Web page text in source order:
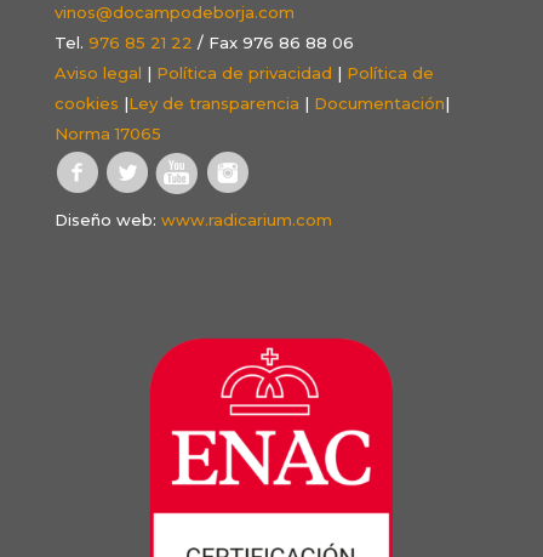
vinos@docampodeborja.com
Tel. 976 85 21 22 / Fax 976 86 88 06
Aviso legal | Política de privacidad | Política de
cookies |Ley de transparencia | Documentación|
Norma 17065
Diseño web: www.radicarium.com